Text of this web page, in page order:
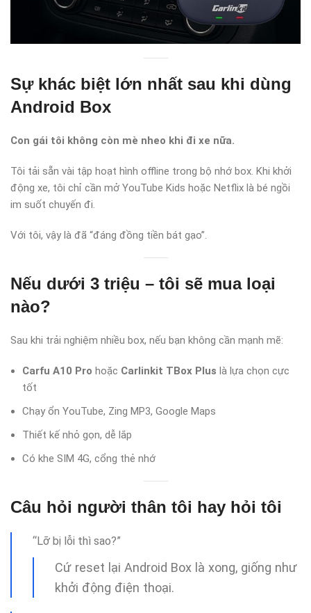
Sự khác biệt lớn nhất sau khi dùng
Android Box
Con gái tôi không còn mè nheo khi đi xe nữa.
Tôi tải sẵn vài tập hoạt hình offline trong bộ nhớ box. Khi khởi
động xe, tôi chỉ cần mở YouTube Kids hoặc Netflix là bé ngồi
im suốt chuyến đi.
Với tôi, vậy là đã “đáng đồng tiền bát gạo”.
Nếu dưới 3 triệu – tôi sẽ mua loại
nào?
Sau khi trải nghiệm nhiều box, nếu bạn không cần mạnh mẽ:
Carfu A10 Pro hoặc Carlinkit TBox Plus là lựa chọn cực
tốt
Chạy ổn YouTube, Zing MP3, Google Maps
Thiết kế nhỏ gọn, dễ lắp
Có khe SIM 4G, cổng thẻ nhớ
Câu hỏi người thân tôi hay hỏi tôi
“Lỡ bị lỗi thì sao?”
Cứ reset lại Android Box là xong, giống như
khởi động điện thoại.